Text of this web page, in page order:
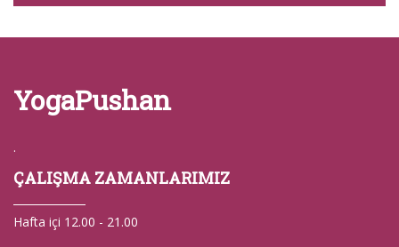
YogaPushan
.
ÇALIŞMA ZAMANLARIMIZ
Hafta içi 12.00 - 21.00